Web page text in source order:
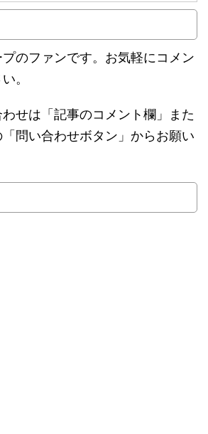
のファンです。お気軽にコメン
。
せは「記事のコメント欄」また
問い合わせボタン」からお願い